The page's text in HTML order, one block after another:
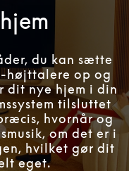
du kan sætte
højttalere op og
dit nye hjem i din
tilsluttet
hvornår og
om det er i
hvilket gør dit
eget.